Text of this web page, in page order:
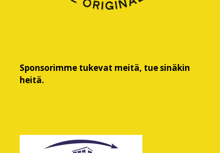
Sponsorimme tukevat meitä, tue sinäkin
heitä.